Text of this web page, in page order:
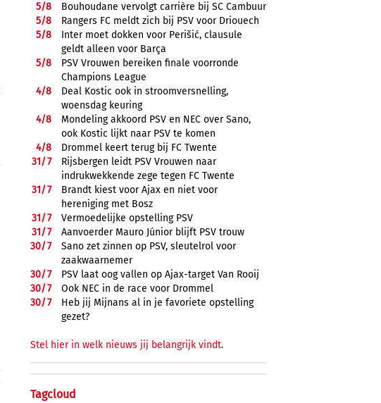
5/8
Bouhoudane vervolgt carrière bij SC Cambuur
5/8
Rangers FC meldt zich bij PSV voor Driouech
5/8
Inter moet dokken voor Perišić, clausule
geldt alleen voor Barça
5/8
PSV Vrouwen bereiken finale voorronde
Champions League
4/8
Deal Kostic ook in stroomversnelling,
woensdag keuring
4/8
Mondeling akkoord PSV en NEC over Sano,
ook Kostic lijkt naar PSV te komen
4/8
Drommel keert terug bij FC Twente
31/7
Rijsbergen leidt PSV Vrouwen naar
indrukwekkende zege tegen FC Twente
31/7
Brandt kiest voor Ajax en niet voor
hereniging met Bosz
31/7
Vermoedelijke opstelling PSV
31/7
Aanvoerder Mauro Júnior blijft PSV trouw
30/7
Sano zet zinnen op PSV, sleutelrol voor
zaakwaarnemer
30/7
PSV laat oog vallen op Ajax-target Van Rooij
30/7
Ook NEC in de race voor Drommel
30/7
Heb jij Mijnans al in je favoriete opstelling
gezet?
Stel hier in welk nieuws jij belangrijk vindt.
Tagcloud